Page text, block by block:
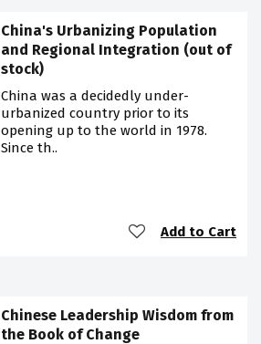
China's Urbanizing Population
and Regional Integration (out of
stock)
China was a decidedly under-
urbanized country prior to its
opening up to the world in 1978.
Since th..
Add to Cart
Chinese Leadership Wisdom from
the Book of Change